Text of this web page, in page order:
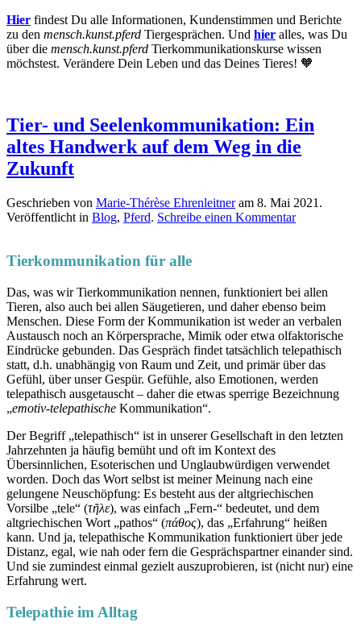
Hier findest Du alle Informationen, Kundenstimmen und Berichte
zu den mensch.kunst.pferd Tiergesprächen. Und hier alles, was Du
über die mensch.kunst.pferd Tierkommunikationskurse wissen
möchstest. Verändere Dein Leben und das Deines Tieres! 🧡
Tier- und Seelenkommunikation: Ein
altes Handwerk auf dem Weg in die
Zukunft
Geschrieben von Marie-Thérèse Ehrenleitneram 8. Mai 2021 .
Veröffentlicht in Blog, Pferd. Schreibe einen Kommentar
Tierkommunikation für alle
Das, was wir Tierkommunikation nennen, funktioniert bei allen
Tieren, also auch bei allen Säugetieren, und daher ebenso beim
Menschen. Diese Form der Kommunikation ist weder an verbalen
Austausch noch an Körpersprache, Mimik oder etwa olfaktorische
Eindrücke gebunden. Das Gespräch findet tatsächlich telepathisch
statt, d.h. unabhängig von Raum und Zeit, und primär über das
Gefühl, über unser Gespür. Gefühle, also Emotionen, werden
telepathisch ausgetauscht – daher die etwas sperrige Bezeichnung
„emotiv-telepathische Kommunikation“.
Der Begriff „telepathisch“ ist in unserer Gesellschaft in den letzten
Jahrzehnten ja häufig bemüht und oft im Kontext des
Übersinnlichen, Esoterischen und Unglaubwürdigen verwendet
worden. Doch das Wort selbst ist meiner Meinung nach eine
gelungene Neuschöpfung: Es besteht aus der altgriechischen
Vorsilbe „tele“ (τῆλε), was einfach „Fern-“ bedeutet, und dem
altgriechischen Wort „pathos“ (πάθος), das „Erfahrung“ heißen
kann. Und ja, telepathische Kommunikation funktioniert über jede
Distanz, egal, wie nah oder fern die Gesprächspartner einander sind.
Und sie zumindest einmal gezielt auszuprobieren, ist (nicht nur) eine
Erfahrung wert.
Telepathie im Alltag